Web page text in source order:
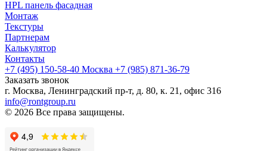
HPL панель фасадная
Монтаж
Текстуры
Партнерам
Калькулятор
Контакты
+7 (495) 150-58-40 Москва +7 (985) 871-36-79
Заказать звонок
г. Москва, Ленинградский пр-т, д. 80, к. 21, офис 316
info@rontgroup.ru
© 2026 Все права защищены.